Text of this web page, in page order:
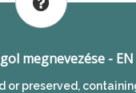
megnevezése - EN
or preserved,